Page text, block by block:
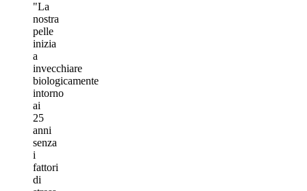
"La
nostra
pelle
inizia
a
invecchiare
biologicamente
intorno
ai
25
anni
senza
i
fattori
di